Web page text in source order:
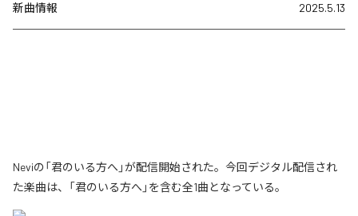
新曲情報 2025.5.13
Neviの「君のいる方へ」が配信開始された。今回デジタル配信され
た楽曲は、「君のいる方へ」を含む全1曲となっている。